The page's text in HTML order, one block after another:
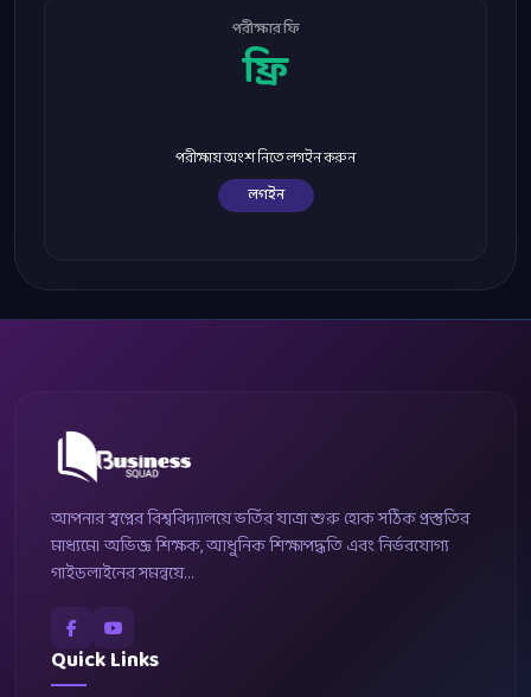
পরীক্ষার ফি
ফ্রি
পরীক্ষায় অংশ নিতে লগইন করুন
লগইন
আপনার স্বপ্নের বিশ্ববিদ্যালয়ে ভর্তির যাত্রা শুরু হোক সঠিক প্রস্তুতির
মাধ্যমে। অভিজ্ঞ শিক্ষক, আধুনিক শিক্ষাপদ্ধতি এবং নির্ভরযোগ্য
গাইডলাইনের সমন্বয়ে...
Quick Links